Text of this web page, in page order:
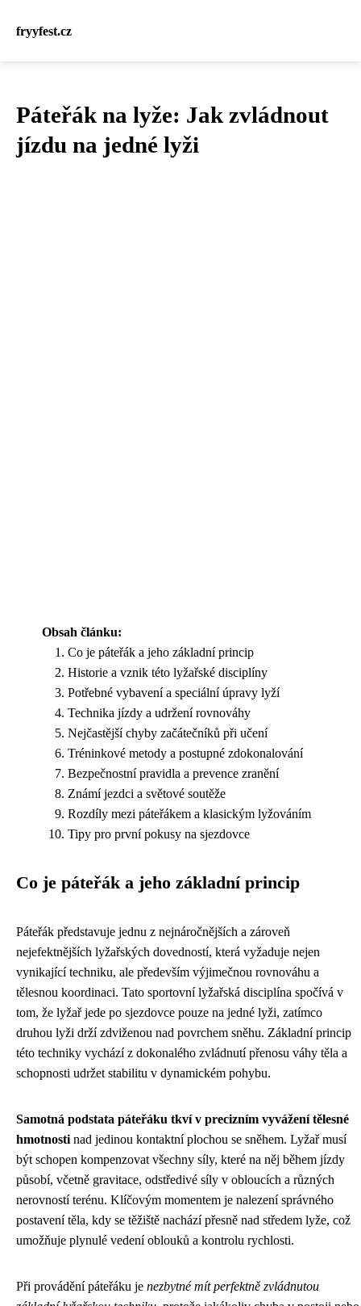
fryyfest.cz
Páteřák na lyže: Jak zvládnout
jízdu na jedné lyži
Obsah článku:
Co je páteřák a jeho základní princip
Historie a vznik této lyžařské disciplíny
Potřebné vybavení a speciální úpravy lyží
Technika jízdy a udržení rovnováhy
Nejčastější chyby začátečníků při učení
Tréninkové metody a postupné zdokonalování
Bezpečnostní pravidla a prevence zranění
Známí jezdci a světové soutěže
Rozdíly mezi páteřákem a klasickým lyžováním
Tipy pro první pokusy na sjezdovce
Co je páteřák a jeho základní princip
Páteřák představuje jednu z nejnáročnějších a zároveň
nejefektnějších lyžařských dovedností, která vyžaduje nejen
vynikající techniku, ale především výjimečnou rovnováhu a
tělesnou koordinaci. Tato sportovní lyžařská disciplína spočívá v
tom, že lyžař jede po sjezdovce pouze na jedné lyži, zatímco
druhou lyži drží zdviženou nad povrchem sněhu. Základní princip
této techniky vychází z dokonalého zvládnutí přenosu váhy těla a
schopnosti udržet stabilitu v dynamickém pohybu.
Samotná podstata páteřáku tkví v precizním vyvážení tělesné
hmotnosti nad jedinou kontaktní plochou se sněhem. Lyžař musí
být schopen kompenzovat všechny síly, které na něj během jízdy
působí, včetně gravitace, odstředivé síly v obloucích a různých
nerovností terénu. Klíčovým momentem je nalezení správného
postavení těla, kdy se těžiště nachází přesně nad středem lyže, což
umožňuje plynulé vedení oblouků a kontrolu rychlosti.
Při provádění páteřáku je nezbytné mít perfektně zvládnutou